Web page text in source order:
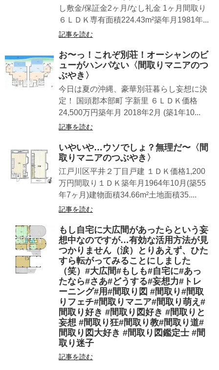
し敷金/保証金2ヶ月/なし礼金 1ヶ月間取り
６ＬＤＫ専有面積224.43m²築年月1981年...
記事を読む
お〜っ！これぞ別荘！オーシャンのビ
ューがハンパない〈間取りマニアのつ
ぶやき〉
今日は夏の沖縄、豪華別荘暮らし妄想に決
定！ 国頭郡本部町 字新里 ６ＬＤＫ価格
24,500万円築年月 2018年2月 (築1年10...
記事を読む
いやいや…ウソでしょ？無理だ〜〈間
取りマニアのつぶやき〉
江戸川区平井２丁目戸建 １ＤＫ価格1,200
万円間取り１ＤＫ築年月1964年10月(築55
年7ヶ月)建物面積34.66m²土地面積35....
記事を読む
もし自宅に大広間があったらという妄
想中なのですが…有効な活用方法が見
つかりません（涙）とりあえず、ひた
すら転がってみることにしました
（笑）#大広間#もしも#自宅に#あっ
たなら#さあ#どうする#妄想力#トレ
ーニング#用#間取り図 #間取り#間取
りフェチ#間取りマニア#間取り萌え#
間取り好き #間取り図好き #間取りと
妄想 #間取り狂#間取り教#間取り道#
間取り図大好き #間取り図鑑定士 #間
取り迷子
記事を読む